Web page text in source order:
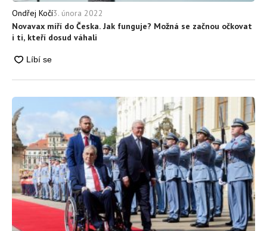
Ondřej Kočí3. února 2022
Novavax míří do Česka. Jak funguje? Možná se začnou očkovat
i ti, kteří dosud váhali